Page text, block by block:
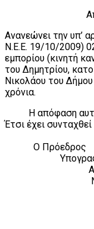
Ανανεώνει την υπ’
Ν.Ε.Ε. 19/10/2009)
εμπορίου (κινητή
του Δημητρίου,
Νικολάου του Δήμου
χρόνια.
Η απόφαση
Έτσι έχει
Ο